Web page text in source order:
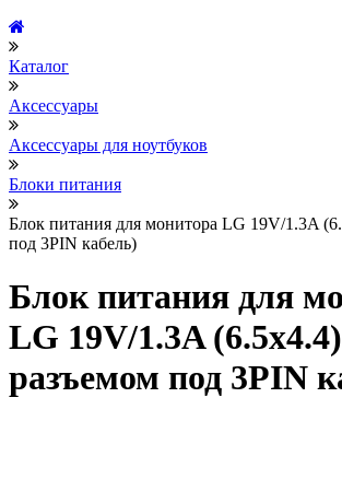
Каталог
Аксессуары
Аксессуары для ноутбуков
Блоки питания
Блок питания для монитора LG 19V/1.3A
под 3PIN кабель)
Блок питания для
LG 19V/1.3A
разъемом под 3PIN